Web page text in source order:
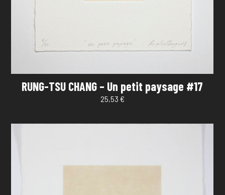
RUNG-TSU CHANG – Un petit paysage #17
25,53 €